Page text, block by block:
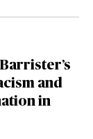
and
in